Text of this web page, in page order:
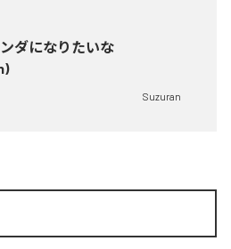
ダになりたいな
Suzuran